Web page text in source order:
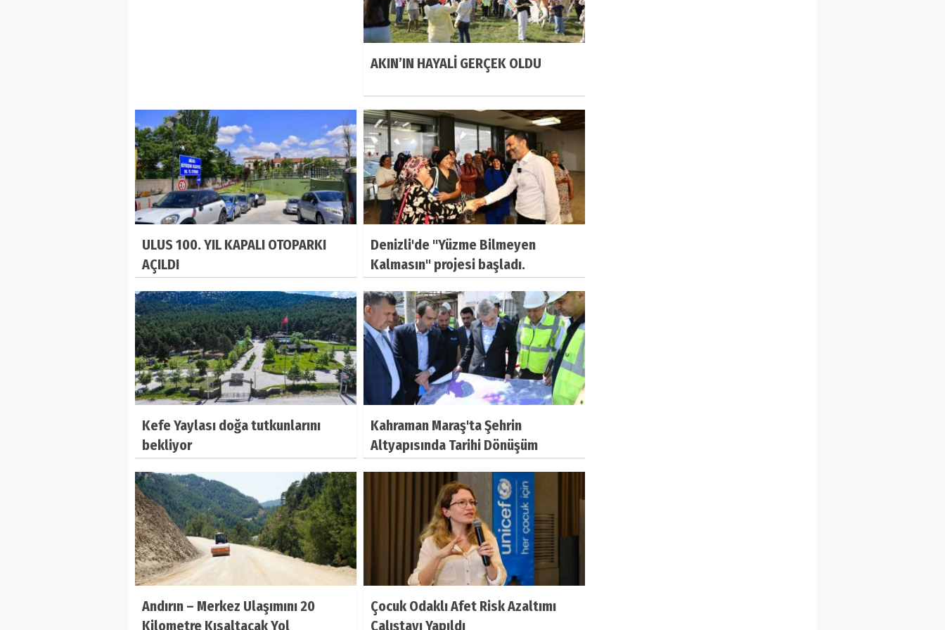
AKIN’IN HAYALİ GERÇEK OLDU
ULUS 100. YIL KAPALI OTOPARKI
AÇILDI
Denizli'de "Yüzme Bilmeyen
Kalmasın" projesi başladı.
Kefe Yaylası doğa tutkunlarını
bekliyor
Kahraman Maraş'ta Şehrin
Altyapısında Tarihi Dönüşüm
Andırın – Merkez Ulaşımını 20
Kilometre Kısaltacak Yol
Çocuk Odaklı Afet Risk Azaltımı
Çalıştayı Yapıldı